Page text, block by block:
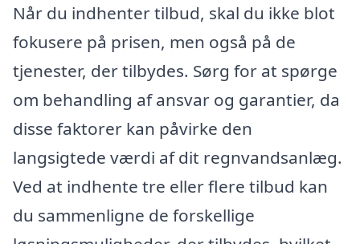
Når du indhenter tilbud, skal du ikke blot
fokusere på prisen, men også på de
tjenester, der tilbydes. Sørg for at spørge
om behandling af ansvar og garantier, da
disse faktorer kan påvirke den
langsigtede værdi af dit regnvandsanlæg.
Ved at indhente tre eller flere tilbud kan
du sammenligne de forskellige